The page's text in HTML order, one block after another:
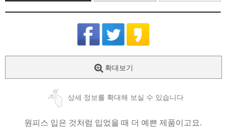
확대보기
상세 정보를 확대해 보실 수 있습니다
원피스 입은 것처럼 입었을 때 더 예쁜 제품이고요.